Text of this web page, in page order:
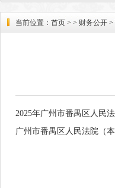
当前位置：首页 > > 财务公开 >
2025年广州市番禺区人民
广州市番禺区人民法院（